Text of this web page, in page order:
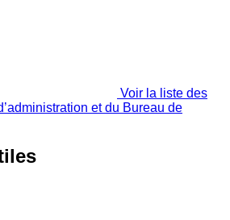
Voir la liste des
et du Bureau de